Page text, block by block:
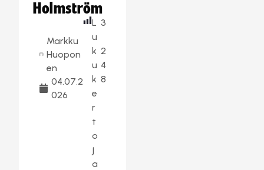
Holmström
Markku
Huopon
en
04.07.2
026
L
u
k
u
k
e
r
t
o
j
a
3
2
4
8